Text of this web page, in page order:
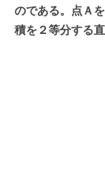
のである。点Ａ
積を２等分する